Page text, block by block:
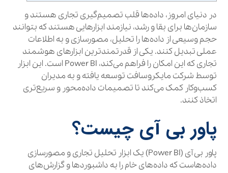
در دنیای امروز، داده‌ها قلب تصمیم‌گیری تجاری هستند و
سازمان‌ها برای بقا و رشد، نیازمند ابزارهایی هستند که بتوانند
حجم وسیعی از داده‌ها را تحلیل، مصورسازی و به اطلاعات
عملی تبدیل کنند. یکی از قدرتمندترین ابزارهای هوشمند
تجاری که این امکان را فراهم می‌کند، Power BI است. این ابزار
توسط شرکت مایکروسافت توسعه یافته و به مدیران
کسب‌وکار کمک می‌کند تا تصمیمات داده‌محور و سریع‌تری
اتخاذ کنند.
پاور بی آی چیست؟
پاور بی آی (Power BI) یک ابزار تحلیل تجاری و مصورسازی
داده‌هاست که داده‌های خام را به داشبوردها و گزارش‌های